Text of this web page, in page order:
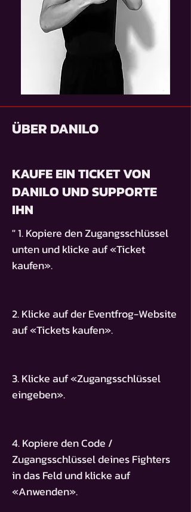
ÜBER DANILO
KAUFE EIN TICKET VON
DANILO UND SUPPORTE
IHN
" 1. Kopiere den Zugangsschlüssel
unten und klicke auf «Ticket
kaufen».
2. Klicke auf der Eventfrog-Website
auf «Tickets kaufen».
3. Klicke auf «Zugangsschlüssel
eingeben».
4. Kopiere den Code /
Zugangsschlüssel deines Fighters
in das Feld und klicke auf
«Anwenden».